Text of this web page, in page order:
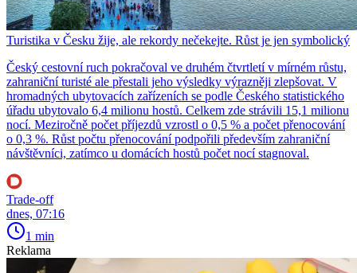
Turistika v Česku žije, ale rekordy nečekejte. Růst je jen symbolický
Český cestovní ruch pokračoval ve druhém čtvrtletí v mírném růstu,
zahraniční turisté ale přestali jeho výsledky výrazněji zlepšovat. V
hromadných ubytovacích zařízeních se podle Českého statistického
úřadu ubytovalo 6,4 milionu hostů. Celkem zde strávili 15,1 milionu
nocí. Meziročně počet příjezdů vzrostl o 0,5 % a počet přenocování
o 0,3 %. Růst počtu přenocování podpořili především zahraniční
návštěvníci, zatímco u domácích hostů počet nocí stagnoval.
Trade-off
dnes, 07:16
1 min
Reklama